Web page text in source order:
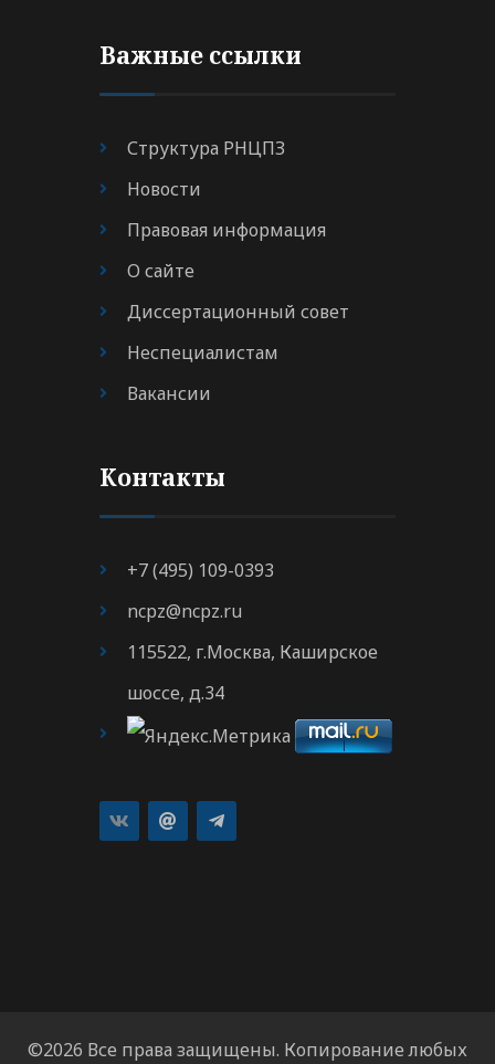
Важные ссылки
Структура РНЦПЗ
Новости
Правовая информация
О сайте
Диссертационный совет
Неспециалистам
Вакансии
Контакты
+7 (495) 109-0393
ncpz@ncpz.ru
115522, г.Москва, Каширское
шоссе, д.34
©2026 Все права защищены. Копирование любых